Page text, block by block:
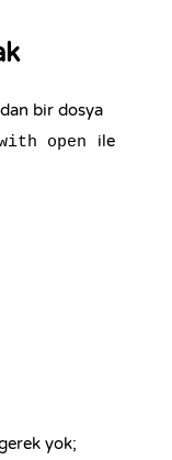
bir dosya
open
ile
yok;